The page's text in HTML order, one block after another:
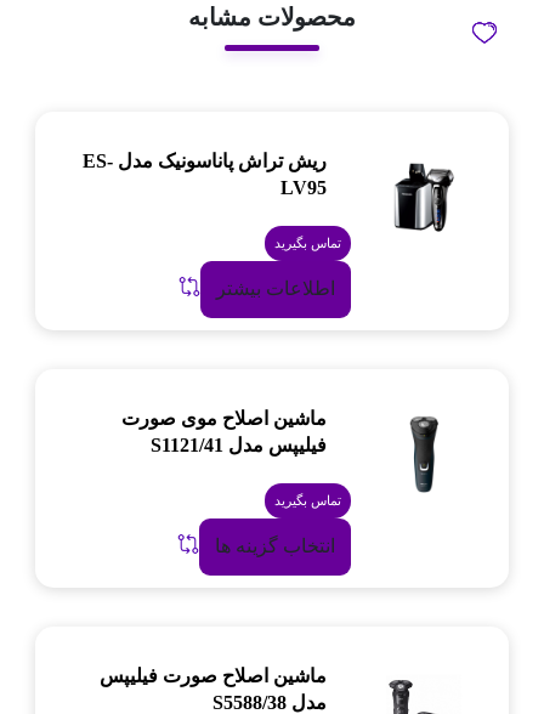
محصولات مشابه
ریش تراش پاناسونیک مدل ES-
LV95
تماس بگیرید
اطلاعات بیشتر
ماشین اصلاح موی صورت
فیلیپس مدل S1121/41
تماس بگیرید
انتخاب گزینه ها
ماشین اصلاح صورت فیلیپس
مدل S5588/38